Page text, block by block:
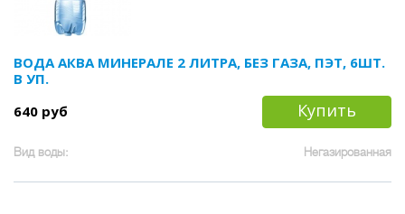
ВОДА АКВА МИНЕРАЛЕ 2 ЛИТРА, БЕЗ ГАЗА, ПЭТ, 6ШТ.
В УП.
640 руб
Купить
Вид воды: Негазированная